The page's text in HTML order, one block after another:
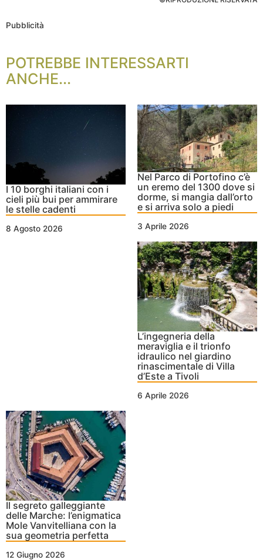
Pubblicità
POTREBBE INTERESSARTI
ANCHE...
I 10 borghi italiani con i
cieli più bui per ammirare
le stelle cadenti
8 Agosto 2026
Nel Parco di Portofino c’è
un eremo del 1300 dove si
dorme, si mangia dall’orto
e si arriva solo a piedi
3 Aprile 2026
L’ingegneria della
meraviglia e il trionfo
idraulico nel giardino
rinascimentale di Villa
d’Este a Tivoli
6 Aprile 2026
Il segreto galleggiante
delle Marche: l’enigmatica
Mole Vanvitelliana con la
sua geometria perfetta
12 Giugno 2026